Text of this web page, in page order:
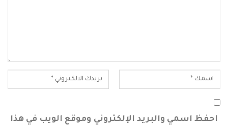
احفظ اسمي والبريد الإلكتروني وموقع الويب في هذا